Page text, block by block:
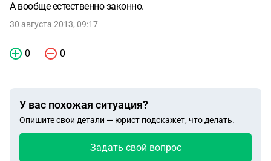
А вообще естественно законно.
30 августа 2013, 09:17
0 0
У вас похожая ситуация?
Опишите свои детали — юрист подскажет, что делать.
Задать свой вопрос